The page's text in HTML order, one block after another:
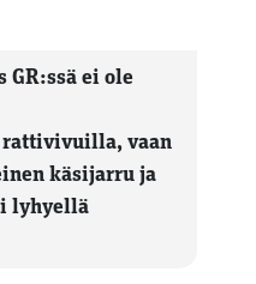
GR:ssä ei ole
rattivivuilla, vaan
käsijarru ja
lyhyellä